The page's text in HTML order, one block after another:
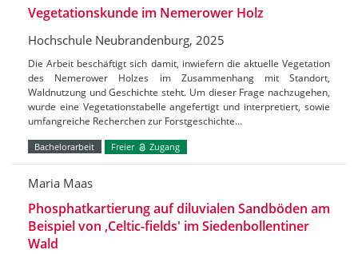
Vegetationskunde im Nemerower Holz
Hochschule Neubrandenburg, 2025
Die Arbeit beschäftigt sich damit, inwiefern die aktuelle Vegetation
des Nemerower Holzes im Zusammenhang mit Standort,
Waldnutzung und Geschichte steht. Um dieser Frage nachzugehen,
wurde eine Vegetationstabelle angefertigt und interpretiert, sowie
umfangreiche Recherchen zur Forstgeschichte…
Bachelorarbeit Freier Zugang
Maria Maas
Phosphatkartierung auf diluvialen Sandböden am
Beispiel von ‚Celtic-fields' im Siedenbollentiner
Wald